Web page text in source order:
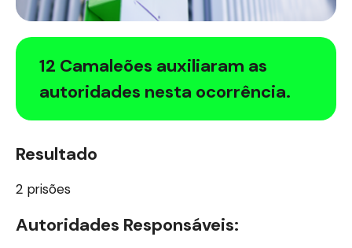
12 Camaleões auxiliaram as
autoridades nesta ocorrência.
Resultado
2 prisões
Autoridades Responsáveis: